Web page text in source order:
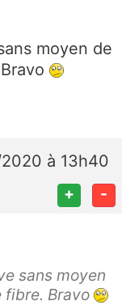
moyen de
à 13h40
+ -
sans moyen
fibre. Bravo